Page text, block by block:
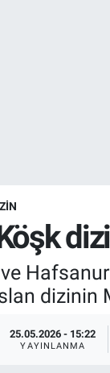
dizinin
25.05.2026 - 15:22
YAYINLANMA